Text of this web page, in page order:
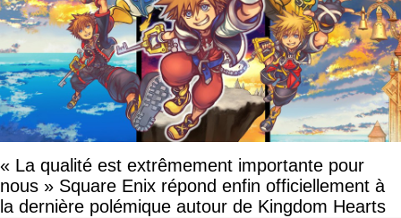
« La qualité est extrêmement importante pour
nous » Square Enix répond enfin officiellement à
la dernière polémique autour de Kingdom Hearts